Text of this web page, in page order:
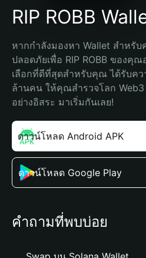
RIP ROBB
หากกำลังมองหา Wallet สำหรับ
ปลอดภัยเพื่อ RIP ROBB ของคุ
เลือกที่ดีที่สุดสำหรับคุณ ได้รับคว
ล้านคน ให้คุณสำรวจโลก
อย่างอิสระ มาเริ่มกันเลย!
ดาวน์โหลด Android APK
ดาวน์โหลด Google Play
คำถามที่พบบ่อย